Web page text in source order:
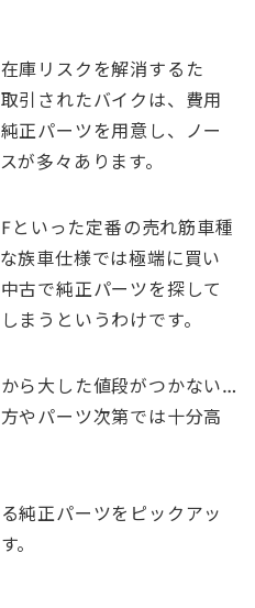
庫リスクを解消するた
引されたバイクは、費用
正パーツを用意し、ノー
が多々あります。
いった定番の売れ筋車種
族車仕様では極端に買い
古で純正パーツを探して
まうというわけです。
ら大した値段がつかない…
やパーツ次第では十分高
純正パーツをピックアッ
。